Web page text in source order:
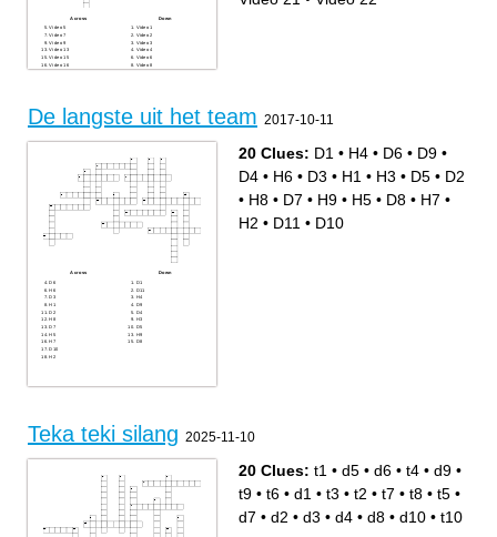
Across
Video 5
Video 7
Video 9
Video 13
Video 15
Video 16
Down
Video 1
Video 2
Video 3
Video 4
Video 6
Video 8
Video 18
De langste uit het team 2017-10-11
Across
D6
H6
D3
H1
D2
H8
D7
H5
H7
D10
H2
Down
D1
D11
H4
D9
D4
H3
D5
H9
D8
20 Clues: D1 • H4 • D6 • D9 •
D4 • H6 • D3 • H1 • H3 • D5 • D2
• H8 • D7 • H9 • H5 • D8 • H7 •
H2 • D11 • D10
Teka teki silang 2025-11-10
20 Clues: t1 • d5 • d6 • t4 • d9 •
t9 • t6 • d1 • t3 • t2 • t7 • t8 • t5 •
d7 • d2 • d3 • d4 • d8 • d10 • t10